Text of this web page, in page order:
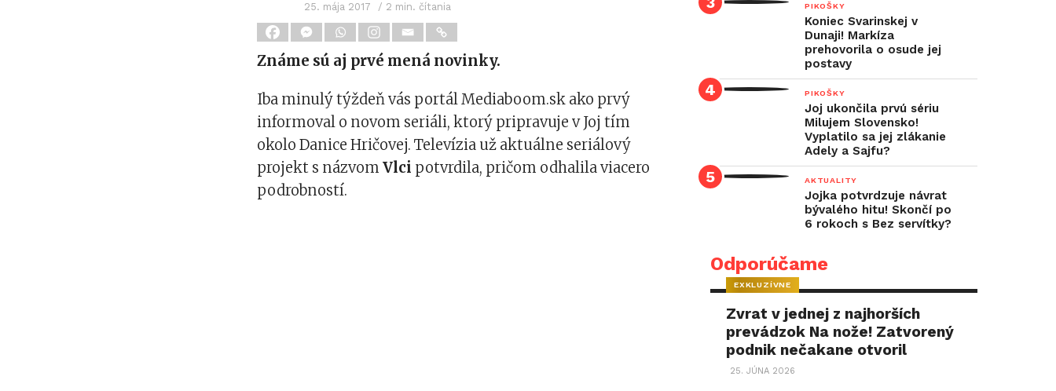
25. mája 2017 / 2 min. čítania
Známe sú aj prvé mená novinky.
Iba minulý týždeň vás portál Mediaboom.sk ako prvý
informoval o novom seriáli, ktorý pripravuje v Joj tím
okolo Danice Hričovej. Televízia už aktuálne seriálový
projekt s názvomVlci potvrdila, pričom odhalila viacero
podrobností.
PIKOŠKY
Koniec Svarinskej v
Dunaji! Markíza
prehovorila o osude jej
postavy
PIKOŠKY
Joj ukončila prvú sériu
Milujem Slovensko!
Vyplatilo sa jej zlákanie
Adely a Sajfu?
AKTUALITY
Jojka potvrdzuje návrat
bývalého hitu! Skončí po
6 rokoch s Bez servítky?
Odporúčame
EXKLUZÍVNE
Zvrat v jednej z najhorších
prevádzok Na nože! Zatvorený
podnik nečakane otvoril
25. JÚNA 2026